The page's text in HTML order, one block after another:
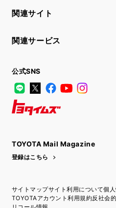
関連サイト
関連サービス
公式SNS
LINE
X FacebookYouTube
TOYOTA Mail Magazine
登録はこちら
サイトマップサイト利用について個
TOYOTAアカウント利用規約反社会